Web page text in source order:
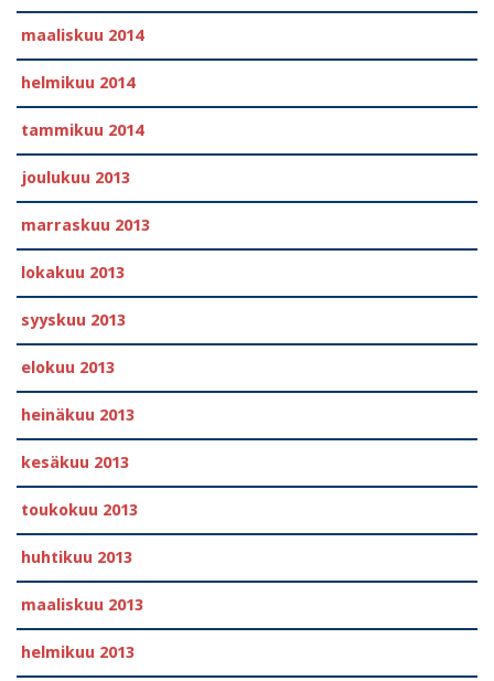
maaliskuu 2014
helmikuu 2014
tammikuu 2014
joulukuu 2013
marraskuu 2013
lokakuu 2013
syyskuu 2013
elokuu 2013
heinäkuu 2013
kesäkuu 2013
toukokuu 2013
huhtikuu 2013
maaliskuu 2013
helmikuu 2013